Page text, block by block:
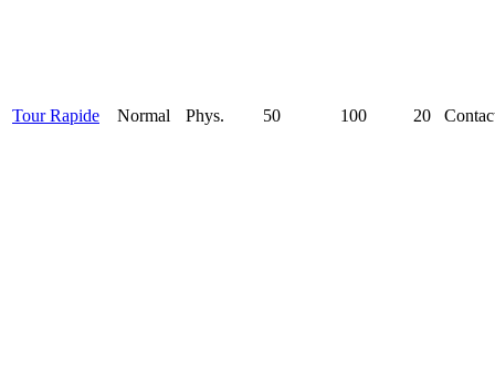
Tour Rapide Normal Phys. 50 100 20